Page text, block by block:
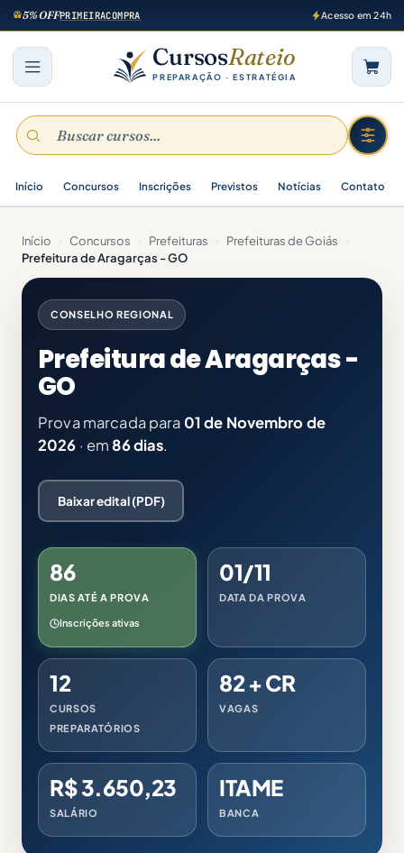
5% OFFPRIMEIRACOMPRA Acesso em 24h
CursosRateio
PREPARAÇÃO · ESTRATÉGIA
Início Concursos Inscrições Previstos Notícias Contato
Início › Concursos › Prefeituras › Prefeituras de Goiás
›
Prefeitura de Aragarças - GO
CONSELHO REGIONAL
Prefeitura de Aragarças -
GO
Prova marcada para 01 de Novembro de
2026 · em86 dias.
Baixar edital (PDF)
86
DIAS ATÉ A PROVA
Inscrições ativas
01/11
DATA DA PROVA
12
CURSOS
PREPARATÓRIOS
82 + CR
VAGAS
R$ 3.650,23
SALÁRIO
ITAME
BANCA